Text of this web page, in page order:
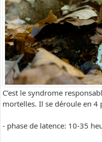
C’est le syndrome
mortelles. Il se déroule en 4
- phase de latence: 10-35